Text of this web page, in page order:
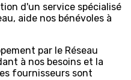
d'un service spécialisé
aide nos bénévoles à
par le Réseau
à nos besoins et la
fournisseurs sont